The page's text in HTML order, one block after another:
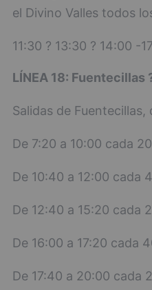
el Divino Valles todos
11:30 ? 13:30 ? 14:00 -
LÍNEA 18: Fuentecillas
Salidas de Fuentecillas,
De 7:20 a 10:00 cada
De 10:40 a 12:00 cada
De 12:40 a 15:20 cada
De 16:00 a 17:20 cada
De 17:40 a 20:00 cada